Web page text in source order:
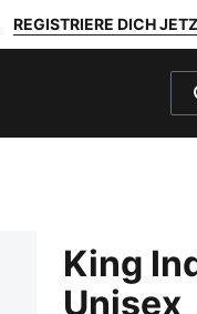
REGISTRIERE DICH
King
Unisex